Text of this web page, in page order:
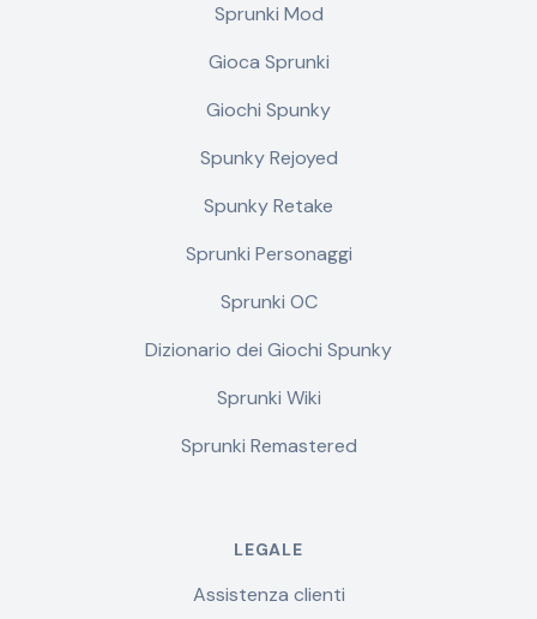
Sprunki Mod
Gioca Sprunki
Giochi Spunky
Spunky Rejoyed
Spunky Retake
Sprunki Personaggi
Sprunki OC
Dizionario dei Giochi Spunky
Sprunki Wiki
Sprunki Remastered
LEGALE
Assistenza clienti